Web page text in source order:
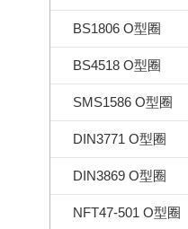
BS1806 O型圈
BS4518 O型圈
SMS1586 O型圈
DIN3771 O型圈
DIN3869 O型圈
NFT47-501 O型圈